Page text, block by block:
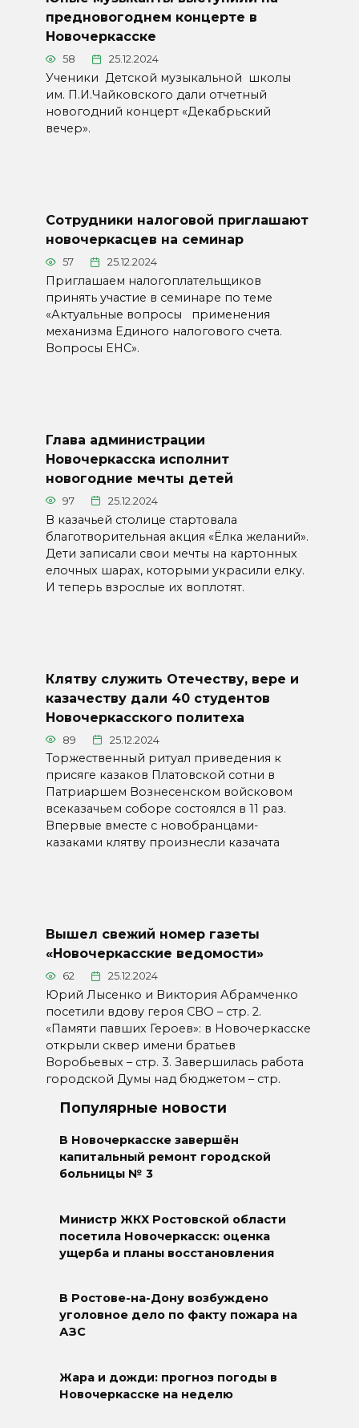
предновогоднем концерте в
Новочеркасске
58 25.12.2024
Ученики Детской музыкальной школы
им. П.И.Чайковского дали отчетный
новогодний концерт «Декабрьский
вечер».
Сотрудники налоговой приглашают
новочеркасцев на семинар
57 25.12.2024
Приглашаем налогоплательщиков
принять участие в семинаре по теме
«Актуальные вопросы применения
механизма Единого налогового счета.
Вопросы ЕНС».
Глава администрации
Новочеркасска исполнит
новогодние мечты детей
97 25.12.2024
В казачьей столице стартовала
благотворительная акция «Ёлка желаний».
Дети записали свои мечты на картонных
елочных шарах, которыми украсили елку.
И теперь взрослые их воплотят.
Клятву служить Отечеству, вере и
казачеству дали 40 студентов
Новочеркасского политеха
89 25.12.2024
Торжественный ритуал приведения к
присяге казаков Платовской сотни в
Патриаршем Вознесенском войсковом
всеказачьем соборе состоялся в 11 раз.
Впервые вместе с новобранцами-
казаками клятву произнесли казачата
Вышел свежий номер газеты
«Новочеркасские ведомости»
62 25.12.2024
Юрий Лысенко и Виктория Абрамченко
посетили вдову героя СВО – стр. 2.
«Памяти павших Героев»: в Новочеркасске
открыли сквер имени братьев
Воробьевых – стр. 3. Завершилась работа
городской Думы над бюджетом – стр.
Популярные новости
В Новочеркасске завершён
капитальный ремонт городской
больницы № 3
Министр ЖКХ Ростовской области
посетила Новочеркасск: оценка
ущерба и планы восстановления
В Ростове-на-Дону возбуждено
уголовное дело по факту пожара на
АЗС
Жара и дожди: прогноз погоды в
Новочеркасске на неделю